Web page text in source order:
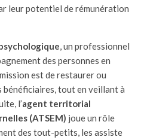
leur potentiel de rémunération
, un professionnel
des personnes en
est de restaurer ou
bénéficiaires, tout en veillant à
l’agent territorial
(ATSEM) joue un rôle
des tout-petits, les assiste